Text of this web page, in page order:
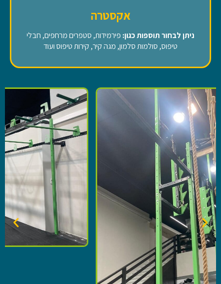
אקסטרה
ניתן לבחור תוספות כגון: פירמידות, סטפרים מרחפים, חבלי
טיפוס, סולמות סלמון, מגה קיר, קירות טיפוס ועוד